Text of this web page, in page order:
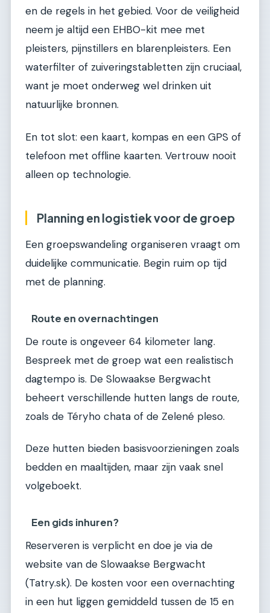
en de regels in het gebied. Voor de veiligheid
neem je altijd een EHBO-kit mee met
pleisters, pijnstillers en blarenpleisters. Een
waterfilter of zuiveringstabletten zijn cruciaal,
want je moet onderweg wel drinken uit
natuurlijke bronnen.
En tot slot: een kaart, kompas en een GPS of
telefoon met offline kaarten. Vertrouw nooit
alleen op technologie.
Planning en logistiek voor de groep
Een groepswandeling organiseren vraagt om
duidelijke communicatie. Begin ruim op tijd
met de planning.
Route en overnachtingen
De route is ongeveer 64 kilometer lang.
Bespreek met de groep wat een realistisch
dagtempo is. De Slowaakse Bergwacht
beheert verschillende hutten langs de route,
zoals de Téryho chata of de Zelené pleso.
Deze hutten bieden basisvoorzieningen zoals
bedden en maaltijden, maar zijn vaak snel
volgeboekt.
Een gids inhuren?
Reserveren is verplicht en doe je via de
website van de Slowaakse Bergwacht
(Tatry.sk). De kosten voor een overnachting
in een hut liggen gemiddeld tussen de 15 en